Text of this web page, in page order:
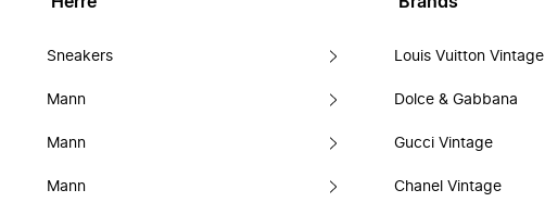
Sneakers
Mann
Mann
Mann
Louis Vuitton Vintage
Dolce & Gabbana
Gucci Vintage
Chanel Vintage